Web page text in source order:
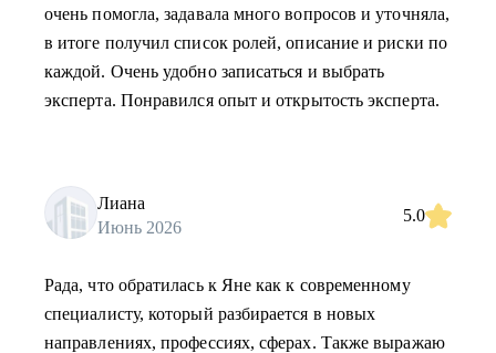
очень помогла, задавала много вопросов и уточняла,
в итоге получил список ролей, описание и риски по
каждой. Очень удобно записаться и выбрать
эксперта. Понравился опыт и открытость эксперта.
Лиана
Июнь 2026
5.0
Рада, что обратилась к Яне как к современному
специалисту, который разбирается в новых
направлениях, профессиях, сферах. Также выражаю